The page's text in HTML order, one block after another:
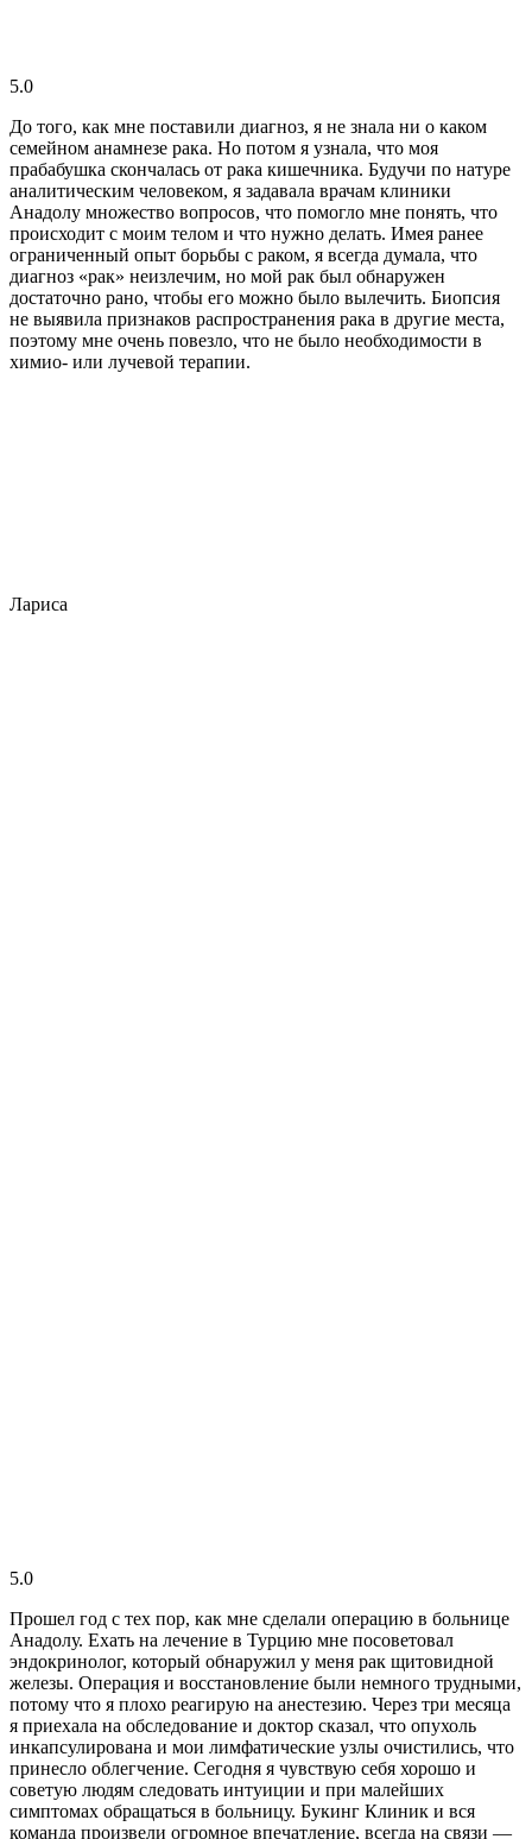
5.0
До того, как мне поставили диагноз, я не знала ни о каком
семейном анамнезе рака. Но потом я узнала, что моя
прабабушка скончалась от рака кишечника. Будучи по натуре
аналитическим человеком, я задавала врачам клиники
Анадолу множество вопросов, что помогло мне понять, что
происходит с моим телом и что нужно делать. Имея ранее
ограниченный опыт борьбы с раком, я всегда думала, что
диагноз «рак» неизлечим, но мой рак был обнаружен
достаточно рано, чтобы его можно было вылечить. Биопсия
не выявила признаков распространения рака в другие места,
поэтому мне очень повезло, что не было необходимости в
химио- или лучевой терапии.
Лариса
5.0
Прошел год с тех пор, как мне сделали операцию в больнице
Анадолу. Ехать на лечение в Турцию мне посоветовал
эндокринолог, который обнаружил у меня рак щитовидной
железы. Операция и восстановление были немного трудными,
потому что я плохо реагирую на анестезию. Через три месяца
я приехала на обследование и доктор сказал, что опухоль
инкапсулирована и мои лимфатические узлы очистились, что
принесло облегчение. Сегодня я чувствую себя хорошо и
советую людям следовать интуиции и при малейших
симптомах обращаться в больницу. Букинг Клиник и вся
команда произвели огромное впечатление, всегда на связи —